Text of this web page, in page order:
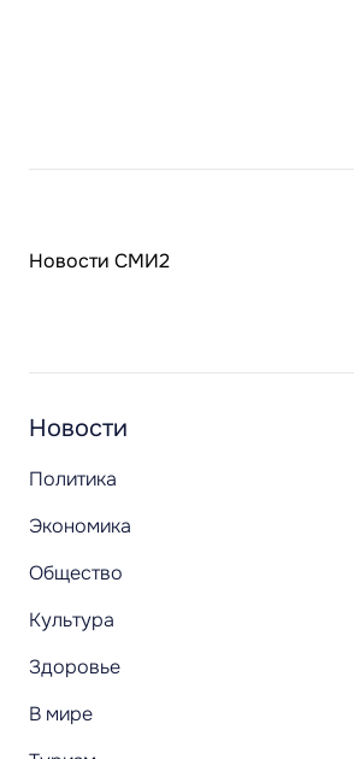
Новости СМИ2
Новости
Политика
Экономика
Общество
Культура
Здоровье
В мире